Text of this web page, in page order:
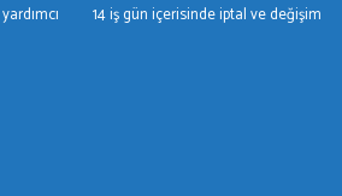
14 iş gün içerisinde iptal ve değişim